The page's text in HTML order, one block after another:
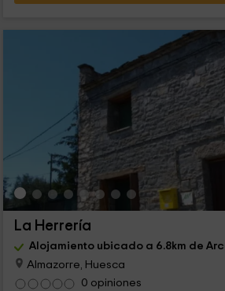
La Herrería
Alojamiento ubicado a 6.8km de
Almazorre, Huesca
0 opiniones